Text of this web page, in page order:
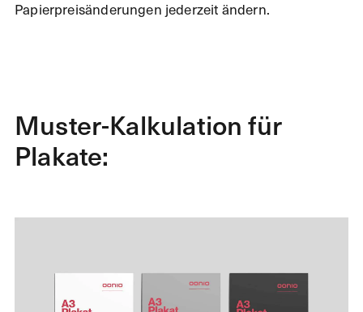
Papierpreisänderungen jederzeit ändern.
Muster-Kalkulation für
Plakate: